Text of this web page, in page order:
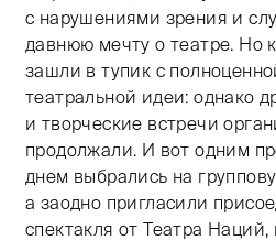
с нарушениями зрения и
давнюю мечту о театре. Но
зашли в тупик с
театральной идеи: однако
и творческие встречи
продолжали. И вот одним
днем выбрались на
а заодно пригласили
спектакля от Театра Наций,